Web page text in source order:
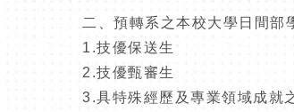
二、預轉系之本校大學日間部
1.技優保送生
2.技優甄審生
3.具特殊經歷及專業領域成就